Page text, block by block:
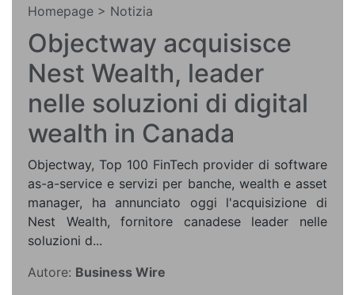
Homepage > Notizia
Objectway acquisisce
Nest Wealth, leader
nelle soluzioni di digital
wealth in Canada
Objectway, Top 100 FinTech provider di software
as-a-service e servizi per banche, wealth e asset
manager, ha annunciato oggi l'acquisizione di
Nest Wealth, fornitore canadese leader nelle
soluzioni d...
Autore: Business Wire